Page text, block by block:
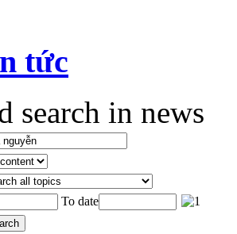
tức
search in news
To date